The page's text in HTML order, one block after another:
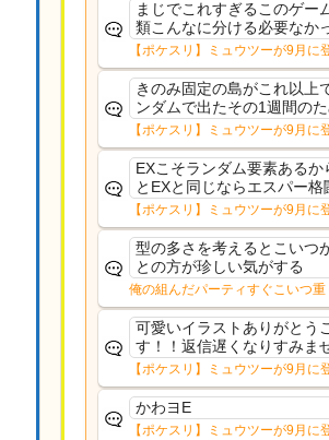
まじでこれすぎるこのゲー
類こんなに分ける必要なか
【ポケスリ】ミュウツーが9月に
きのみ固定の島がこれ以上
ンダムで出たその1週間の
のタイプにリソース割くの
しい気がするわ出番がない
ないから無駄ではないんだ
【ポケスリ】ミュウツーが9月に
EXこそランダム要素あるか
とEXと同じならエスパー格
前に来るか分からんから、
るミュウツーは使いにくく
た
【ポケスリ】ミュウツーが9月に
型の多さを考えるとこいつ
との方が珍しい気がする
俺の組んだパーティすぐこいつ
可愛いイラストありがとう
す！！返信遅くなりすみま
少ししたら通常再開できま
【ポケスリ】ミュウツーが9月に
かわヨE
【ポケスリ】ミュウツーが9月に